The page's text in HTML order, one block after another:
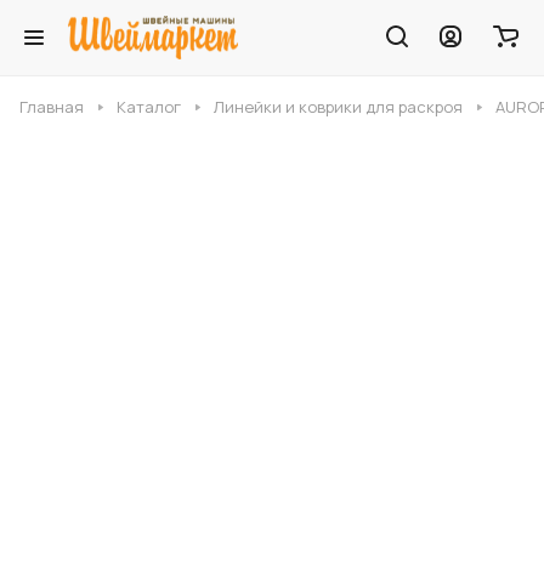
Главная Каталог Линейки и коврики для раскроя